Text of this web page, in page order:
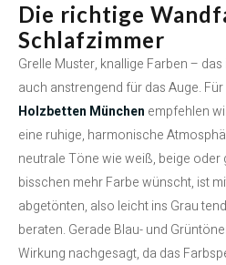
Die richtige
Schlafzimmer
Grelle Muster, knallige Farben –
auch anstrengend für das Auge.
Holzbetten München empfehlen
eine ruhige, harmonische
neutrale Töne wie weiß, beige oder
bisschen mehr Farbe wünscht, ist
abgetönten, also leicht ins Grau
beraten. Gerade Blau- und
Wirkung nachgesagt, da das